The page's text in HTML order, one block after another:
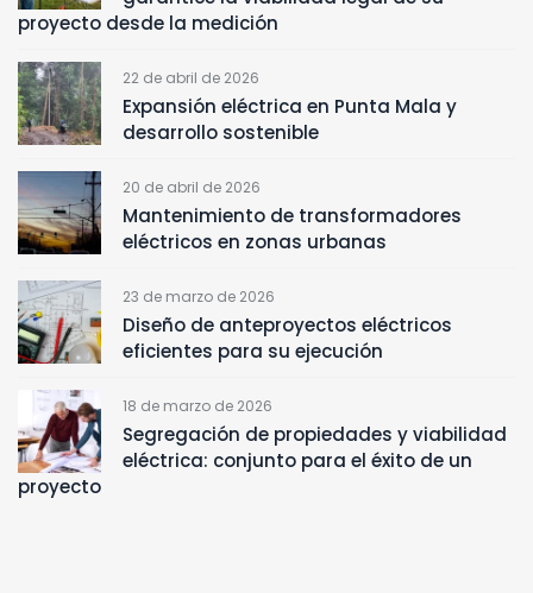
proyecto desde la medición
22 de abril de 2026
Expansión eléctrica en Punta Mala y
desarrollo sostenible
20 de abril de 2026
Mantenimiento de transformadores
eléctricos en zonas urbanas
23 de marzo de 2026
Diseño de anteproyectos eléctricos
eficientes para su ejecución
18 de marzo de 2026
Segregación de propiedades y viabilidad
eléctrica: conjunto para el éxito de un
proyecto